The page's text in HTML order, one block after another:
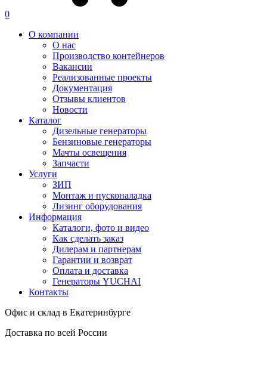
0
О компании
О нас
Производство контейнеров
Вакансии
Реализованные проекты
Документация
Отзывы клиентов
Новости
Каталог
Дизельные генераторы
Бензиновые генераторы
Мачты освещения
Запчасти
Услуги
ЗИП
Монтаж и пусконаладка
Лизинг оборудования
Информация
Каталоги, фото и видео
Как сделать заказ
Дилерам и партнерам
Гарантии и возврат
Оплата и доставка
Генераторы YUCHAI
Контакты
Офис и склад в Екатеринбурге
Доставка по всей России